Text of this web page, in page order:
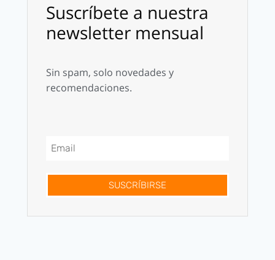
Suscríbete a nuestra
newsletter mensual
Sin spam, solo novedades y
recomendaciones.
SUSCRÍBIRSE